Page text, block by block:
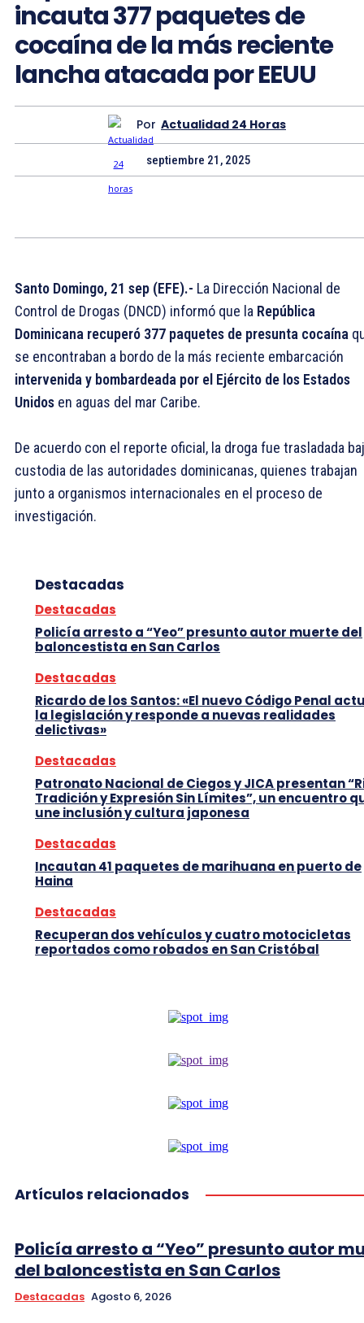
incauta 377 paquetes de
cocaína de la más reciente
lancha atacada por EEUU
Por Actualidad 24 Horas
septiembre 21, 2025
Santo Domingo, 21 sep (EFE).- La Dirección Nacional de
Control de Drogas (DNCD) informó que la República
Dominicana recuperó 377 paquetes de presunta cocaína
se encontraban a bordo de la más reciente embarcación
intervenida y bombardeada por el Ejército de los Estados
Unidos en aguas del mar Caribe.
De acuerdo con el reporte oficial, la droga fue trasladada
custodia de las autoridades dominicanas, quienes trabajan
junto a organismos internacionales en el proceso de
investigación.
Destacadas
Destacadas
Policía arresto a “Yeo” presunto autor muerte del
baloncestista en San Carlos
Destacadas
Ricardo de los Santos: «El nuevo Código Penal
la legislación y responde a nuevas realidades
delictivas»
Destacadas
Patronato Nacional de Ciegos y JICA presentan
Tradición y Expresión Sin Límites”, un encuentro
une inclusión y cultura japonesa
Destacadas
Incautan 41 paquetes de marihuana en puerto de
Haina
Destacadas
Recuperan dos vehículos y cuatro motocicletas
reportados como robados en San Cristóbal
Artículos relacionados
Policía arresto a “Yeo” presunto autor
del baloncestista en San Carlos
Destacadas Agosto 6, 2026